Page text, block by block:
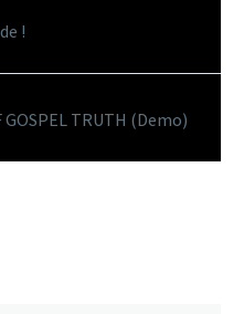
!
GOSPEL TRUTH (Demo)